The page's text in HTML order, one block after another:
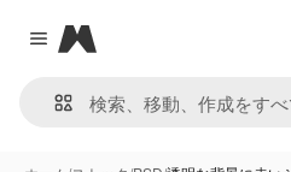
Close menu
Magnific